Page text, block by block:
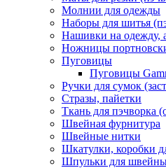
Молнии для одежды
Наборы для шитья
Нашивки на одежду,
Ножницы
Пуговицы
Пуговицы
Ручки для сумок
Стразы, пайетки
Ткань для пэчворка
Швейная фурнитура
Швейные нитки
Шкатулки, коробки
Шпульки для